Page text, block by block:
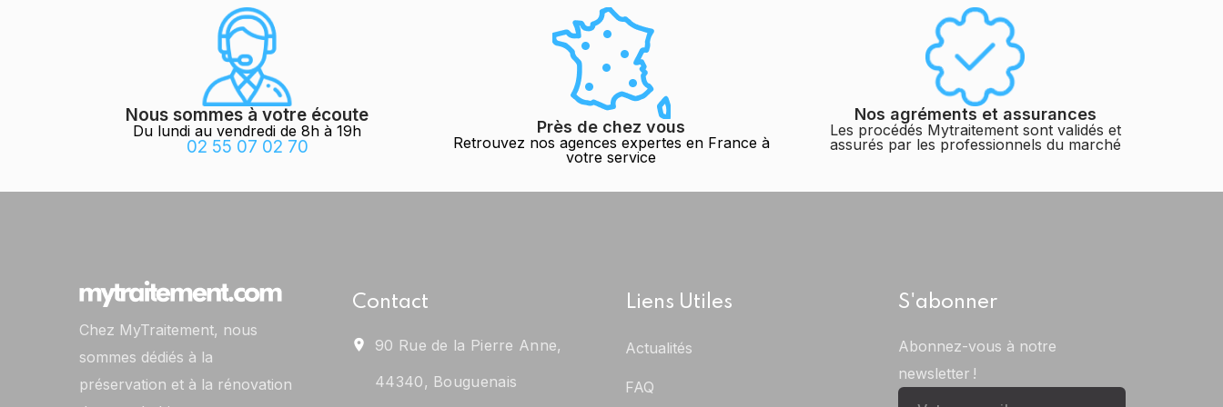
Nous sommes à votre écoute
Du lundi au vendredi de 8h à 19h
02 55 07 02 70
Près de chez vous
Retrouvez nos agences expertes en France à
votre service
Nos agréments et assurances
Les procédés Mytraitement sont validés et
assurés par les professionnels du marché
Chez MyTraitement, nous
sommes dédiés à la
préservation et à la rénovation
Contact
90 Rue de la Pierre Anne,
44340, Bouguenais
Liens Utiles
Actualités
FAQ
S'abonner
Abonnez-vous à notre
newsletter !